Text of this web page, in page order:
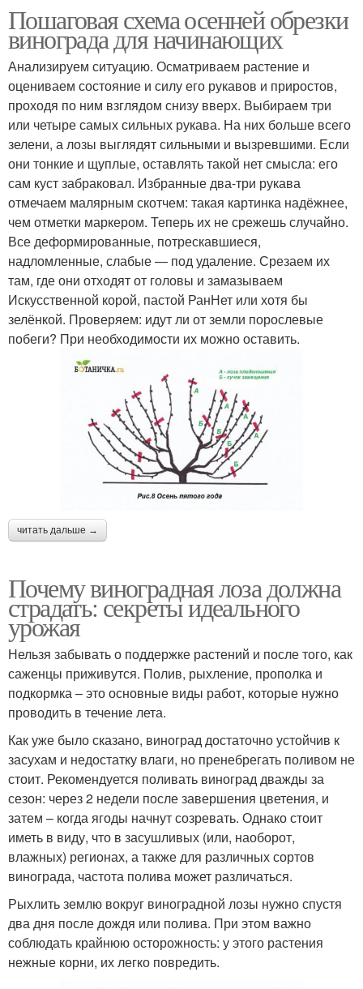
Пошаговая схема осенней обрезки
винограда для начинающих
Анализируем ситуацию. Осматриваем растение и
оцениваем состояние и силу его рукавов и приростов,
проходя по ним взглядом снизу вверх. Выбираем три
или четыре самых сильных рукава. На них больше всего
зелени, а лозы выглядят сильными и вызревшими. Если
они тонкие и щуплые, оставлять такой нет смысла: его
сам куст забраковал. Избранные два-три рукава
отмечаем малярным скотчем: такая картинка надёжнее,
чем отметки маркером. Теперь их не срежешь случайно.
Все деформированные, потрескавшиеся,
надломленные, слабые — под удаление. Срезаем их
там, где они отходят от головы и замазываем
Искусственной корой, пастой РанНет или хотя бы
зелёнкой. Проверяем: идут ли от земли порослевые
побеги? При необходимости их можно оставить.
читать дальше →
Почему виноградная лоза должна
страдать: секреты идеального
урожая
Нельзя забывать о поддержке растений и после того, как
саженцы приживутся. Полив, рыхление, прополка и
подкормка – это основные виды работ, которые нужно
проводить в течение лета.
Как уже было сказано, виноград достаточно устойчив к
засухам и недостатку влаги, но пренебрегать поливом не
стоит. Рекомендуется поливать виноград дважды за
сезон: через 2 недели после завершения цветения, и
затем – когда ягоды начнут созревать. Однако стоит
иметь в виду, что в засушливых (или, наоборот,
влажных) регионах, а также для различных сортов
винограда, частота полива может различаться.
Рыхлить землю вокруг виноградной лозы нужно спустя
два дня после дождя или полива. При этом важно
соблюдать крайнюю осторожность: у этого растения
нежные корни, их легко повредить.